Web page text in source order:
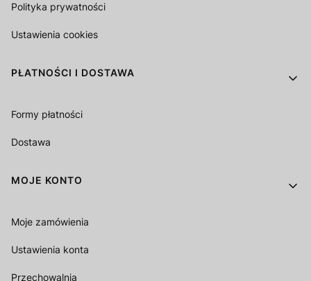
Polityka prywatności
Ustawienia cookies
PŁATNOŚCI I DOSTAWA
Formy płatności
Dostawa
MOJE KONTO
Moje zamówienia
Ustawienia konta
Przechowalnia